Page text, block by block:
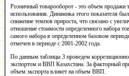
Розничный товарооборот - это объем продажи
использования. Динамика этого показателя
снижение темпов прироста, что связано с
отношение стоимости определенного набора
самого набора в определенном базовом
отмечен в периоде с 2001-2002 года.
По данным таблицы 3 проведем
экспортом и ВВП Казахстана. За факторный
объем экспорта влияет на объем ВВП.